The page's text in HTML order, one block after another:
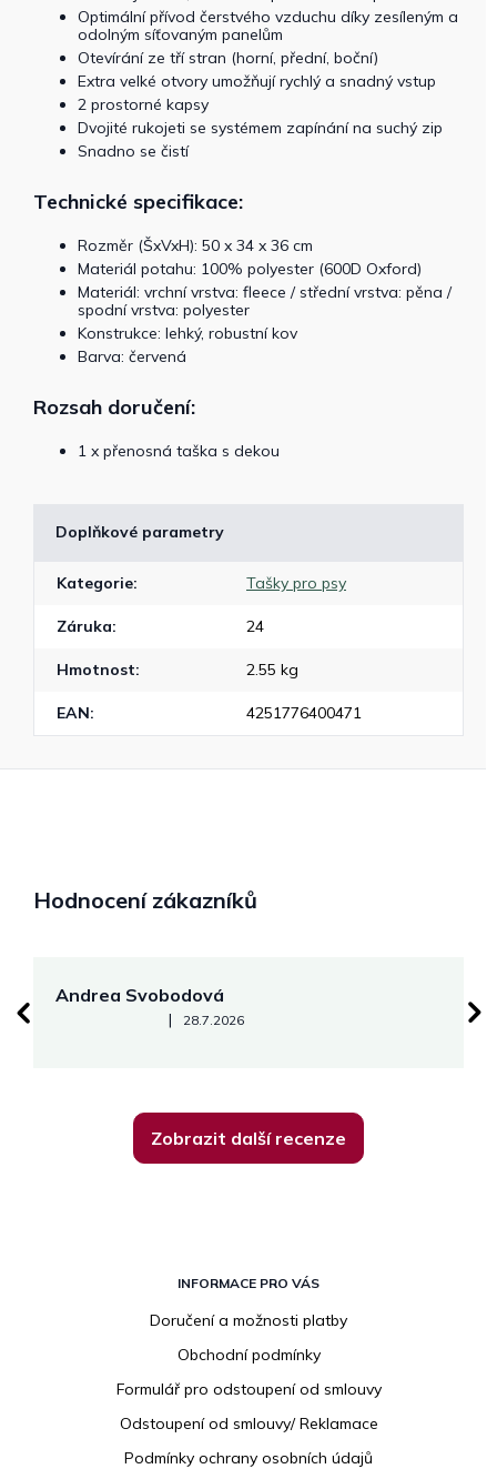
Optimální přívod čerstvého vzduchu díky zesíleným a
odolným síťovaným panelům
Otevírání ze tří stran (horní, přední, boční)
Extra velké otvory umožňují rychlý a snadný vstup
2 prostorné kapsy
Dvojité rukojeti se systémem zapínání na suchý zip
Snadno se čistí
Technické specifikace:
Rozměr (ŠxVxH): 50 x 34 x 36 cm
Materiál potahu: 100% polyester (600D Oxford)
Materiál: vrchní vrstva: fleece / střední vrstva: pěna /
spodní vrstva: polyester
Konstrukce: lehký, robustní kov
Barva: červená
Rozsah doručení:
1 x přenosná taška s dekou
Doplňkové parametry
Kategorie: Tašky pro psy
Záruka: 24
Hmotnost: 2.55 kg
EAN: 4251776400471
Hodnocení zákazníků
Andrea Svobodová
Hodnocení obchodu je 5 z 5 hvězdiček.
| 28.7.2026
Zobrazit další recenze
INFORMACE PRO VÁS
Doručení a možnosti platby
Obchodní podmínky
Formulář pro odstoupení od smlouvy
Odstoupení od smlouvy/ Reklamace
Podmínky ochrany osobních údajů